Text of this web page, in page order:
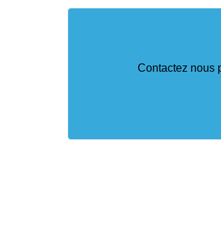
Contactez nous